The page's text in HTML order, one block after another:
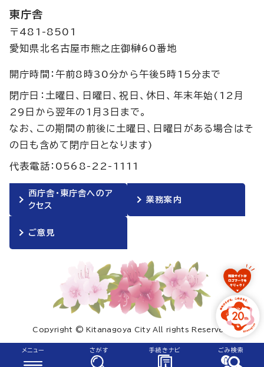
メニュー さがす 手続きナビ ごみ検索
東庁舎
〒481-8501
愛知県北名古屋市熊之庄御榊60番地
開庁時間：午前8時30分から午後5時15分まで
閉庁日：土曜日、日曜日、祝日、休日、年末年始(12月
29日から翌年の1月3日まで。
なお、この期間の前後に土曜日、日曜日がある場合はそ
の日も含めて閉庁日となります)
代表電話：0568-22-1111
西庁舎・東庁舎へのア
クセス
業務案内
ご意見
Copyright © Kitanagoya City All rights Reserved.